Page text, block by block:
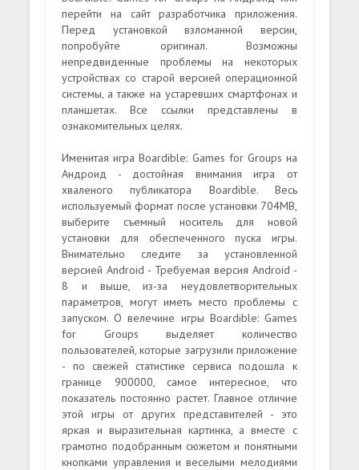
перейти на сайт разработчика приложения.
Перед установкой взломанной версии,
попробуйте оригинал. Возможны
непредвиденные проблемы на некоторых
устройствах со старой версией операционной
системы, а также на устаревших смартфонах и
планшетах. Все ссылки представлены в
ознакомительных целях.
Именитая игра Boardible: Games for Groups на
Андроид - достойная внимания игра от
хваленого публикатора Boardible. Весь
используемый формат после установки 704MB,
выберите съемный носитель для новой
установки для обеспеченного пуска игры.
Внимательно следите за установленной
версией Android - Требуемая версия Android -
8 и выше, из-за неудовлетворительных
параметров, могут иметь место проблемы с
запуском. О велечине игры Boardible: Games
for Groups выделяет количество
пользователей, которые загрузили приложение
- по свежей статистике сервиса подошла к
границе 900000, самое интересное, что
показатель постоянно растет. Главное отличие
этой игры от других представителей - это
яркая и выразительная картинка, а вместе с
грамотно подобранным сюжетом и понятными
кнопками управления и веселыми мелодиями